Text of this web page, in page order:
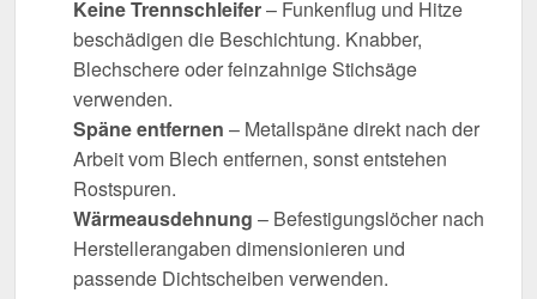
Keine Trennschleifer– Funkenflug und Hitze
beschädigen die Beschichtung. Knabber,
Blechschere oder feinzahnige Stichsäge
verwenden.
Späne entfernen – Metallspäne direkt nach der
Arbeit vom Blech entfernen, sonst entstehen
Rostspuren.
Wärmeausdehnung – Befestigungslöcher nach
Herstellerangaben dimensionieren und
passende Dichtscheiben verwenden.